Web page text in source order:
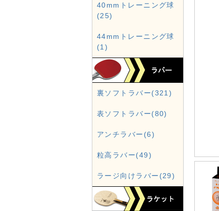
40mmトレーニング球
(25)
44mmトレーニング球
(1)
裏ソフトラバー(321)
表ソフトラバー(80)
アンチラバー(6)
粒高ラバー(49)
ラージ向けラバー(29)